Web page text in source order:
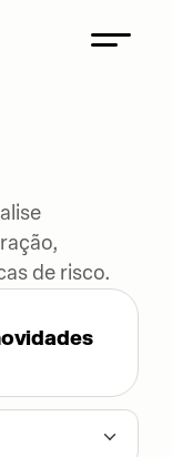
de risco.